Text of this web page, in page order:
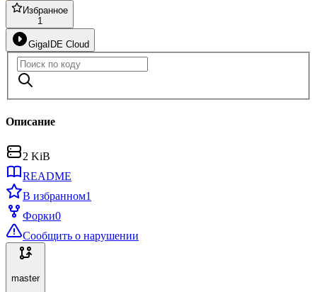
Избранное
1
GigaIDE Cloud
Описание
2 KiB
README
В избранном1
Форки0
Сообщить о нарушении
master